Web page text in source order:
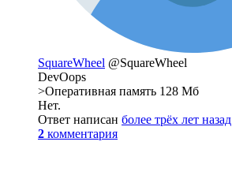
SquareWheel @SquareWheel
DevOops
>Оперативная память 128 Mб
Нет.
Ответ написан более трёх лет назад
2 комментария